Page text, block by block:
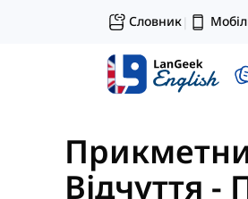
Словник|
Відчуття -